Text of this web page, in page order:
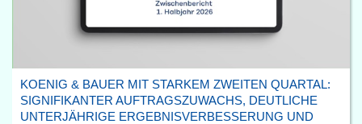
KOENIG & BAUER MIT STARKEM ZWEITEN QUARTAL:
SIGNIFIKANTER AUFTRAGSZUWACHS, DEUTLICHE
UNTERJÄHRIGE ERGEBNISVERBESSERUNG UND